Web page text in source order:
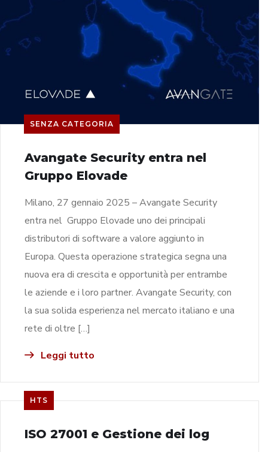
SENZA CATEGORIA
Avangate Security entra nel
Gruppo Elovade
Milano, 27 gennaio 2025 – Avangate Security
entra nel Gruppo Elovade uno dei principali
distributori di software a valore aggiunto in
Europa. Questa operazione strategica segna una
nuova era di crescita e opportunità per entrambe
le aziende e i loro partner. Avangate Security, con
la sua solida esperienza nel mercato italiano e una
rete di oltre […]
Leggi tutto
HTS
ISO 27001 e Gestione dei log